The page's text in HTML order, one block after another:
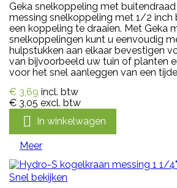
Geka snelkoppeling met
messing snelkoppeling met 1/2 inch
een koppeling te draaien. Met Geka
snelkoppelingen kunt u eenvoudig
hulpstukken aan elkaar bevestigen
van bijvoorbeeld uw tuin of planten
voor het snel aanleggen van een
€ 3,69 incl. btw
€ 3,05 excl. btw
 In winkelwagen
Meer
Snel bekijken